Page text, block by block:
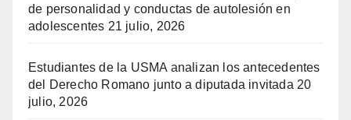
de personalidad y conductas de autolesión en
adolescentes 21 julio, 2026
Estudiantes de la USMA analizan los antecedentes
del Derecho Romano junto a diputada invitada 20
julio, 2026